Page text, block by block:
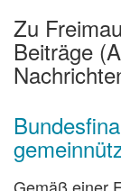
Zu
Beiträge